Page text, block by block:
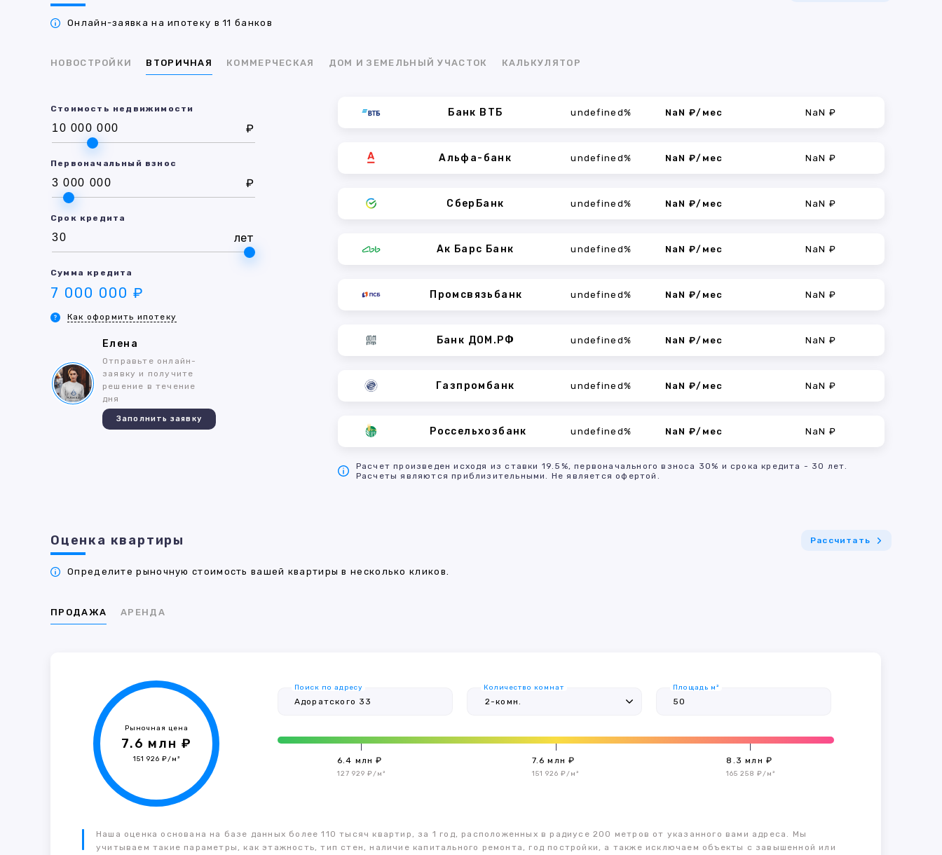
Онлайн-заявка на ипотеку в 11 банков
НОВОСТРОЙКИ ВТОРИЧНАЯ КОММЕРЧЕСКАЯ ДОМ И ЗЕМЕЛЬНЫЙ УЧАСТОК КАЛЬКУЛЯТОР
Стоимость недвижимости
₽
Первоначальный взнос
₽
Срок кредита
лет
Сумма кредита
7 000 000 ₽
Как оформить ипотеку
Елена
Отправьте онлайн-
заявку и получите
решение в течение
дня
Заполнить заявку
Банк ВТБ undefined% NaN ₽/мес NaN ₽
Альфа-банк undefined% NaN ₽/мес NaN ₽
СберБанк undefined% NaN ₽/мес NaN ₽
Ак Барс Банк undefined% NaN ₽/мес NaN ₽
Промсвязьбанк undefined% NaN ₽/мес NaN ₽
Банк ДОМ.РФ undefined% NaN ₽/мес NaN ₽
Газпромбанк undefined% NaN ₽/мес NaN ₽
Россельхозбанк undefined% NaN ₽/мес NaN ₽
Расчет произведен исходя из ставки 19.5%, первоначального взноса 30% и срока кредита - 30 лет.
Расчеты являются приблизительными. Не является офертой.
Оценка квартиры Рассчитать
Определите рыночную стоимость вашей квартиры в несколько кликов.
ПРОДАЖА АРЕНДА
Рыночная цена
7.6 млн ₽
151 926 ₽/м²
Поиск по адресу Количество комнат Площадь м²
6.4 млн ₽
127 929 ₽/м²
7.6 млн ₽
151 926 ₽/м²
8.3 млн ₽
165 258 ₽/м²
Наша оценка основана на базе данных более 110 тысяч квартир, за 1 год, расположенных в радиусе 200 метров от указанного вами адреса. Мы
учитываем такие параметры, как этажность, тип стен, наличие капитального ремонта, год постройки, а также исключаем объекты с завышенной или